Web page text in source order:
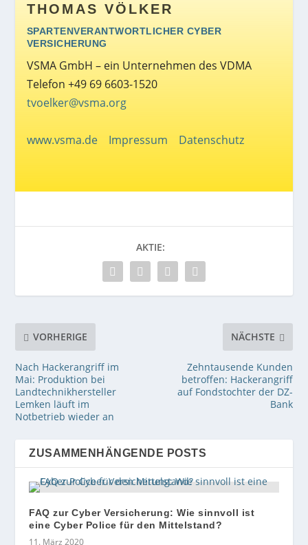
THOMAS VÖLKER
SPARTENVERANTWORTLICHER CYBER
VERSICHERUNG
VSMA GmbH – ein Unternehmen des VDMA
Telefon +49 69 6603-1520
tvoelker@vsma.org
www.vsma.de Impressum Datenschutz
AKTIE:
VORHERIGE
Nach Hackerangriff im
Mai: Produktion bei
Landtechnikhersteller
Lemken läuft im
Notbetrieb wieder an
NÄCHSTE
Zehntausende Kunden
betroffen: Hackerangriff
auf Fondstochter der DZ-
Bank
ZUSAMMENHÄNGENDE POSTS
FAQ zur Cyber Versicherung: Wie sinnvoll ist
eine Cyber Police für den Mittelstand?
11. März 2020